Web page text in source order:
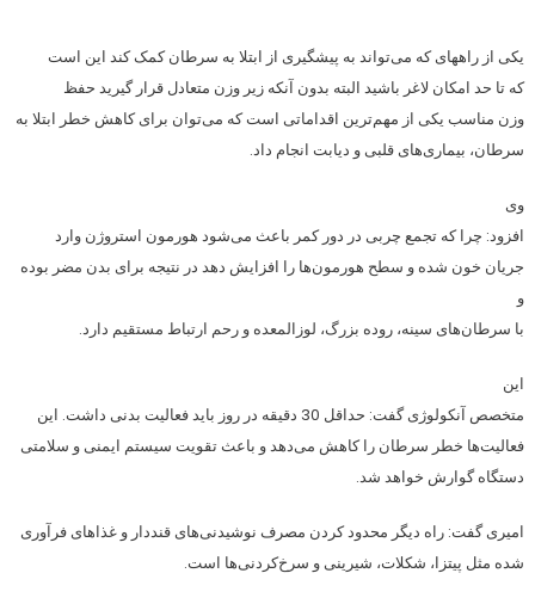
یکی از راههای که می‌تواند به پیشگیری از ابتلا به سرطان کمک کند این است
که تا حد امکان لاغر باشید البته بدون آنکه زیر وزن متعادل قرار گیرید حفظ
وزن مناسب یکی از مهم‌ترین اقداماتی است که می‌توان برای کاهش خطر ابتلا به
سرطان، بیماری‌های قلبی و دیابت انجام داد.
وی
افزود: چرا که تجمع چربی در دور کمر باعث می‌شود هورمون استروژن وارد
جریان خون شده و سطح هورمون‌ها را افزایش دهد در نتیجه برای بدن مضر بوده
و
با سرطان‌های سینه، روده بزرگ، لوزالمعده و رحم ارتباط مستقیم دارد.
این
متخصص آنکولوژی گفت: حداقل 30 دقیقه در روز باید فعالیت بدنی داشت. این
فعالیت‌ها خطر سرطان را کاهش می‌دهد و باعث تقویت سیستم ایمنی و سلامتی
دستگاه گوارش خواهد شد.
امیری گفت: راه دیگر محدود کردن مصرف نوشیدنی‌های قنددار و غذاهای فرآوری
شده مثل پیتزا، شکلات، شیرینی و سرخ‌کردنی‌ها است.